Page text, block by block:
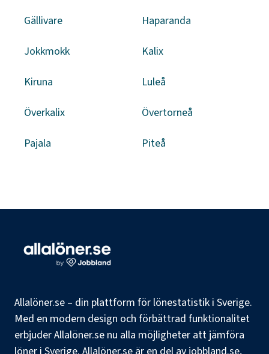
Gällivare Haparanda
Jokkmokk Kalix
Kiruna Luleå
Överkalix Övertorneå
Pajala Piteå
Allalöner.se – din plattform för lönestatistik i Sverige.
Med en modern design och förbättrad funktionalitet
erbjuder Allalöner.se nu alla möjligheter att jämföra